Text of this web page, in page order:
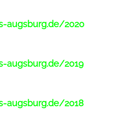
augsburg.de/2020
augsburg.de/2019
augsburg.de/2018